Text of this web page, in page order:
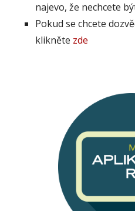
najevo, že nechcete
Pokud se chcete
klikněte zde